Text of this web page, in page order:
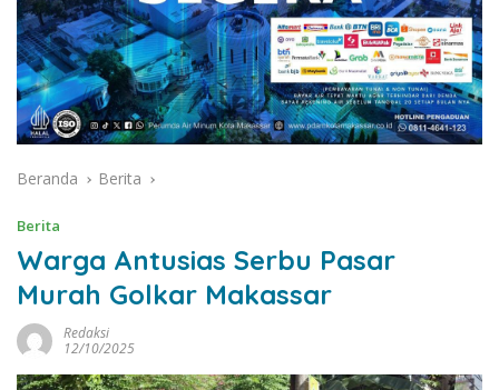
Beranda Berita
Berita
Warga Antusias Serbu Pasar
Murah Golkar Makassar
Redaksi
12/10/2025